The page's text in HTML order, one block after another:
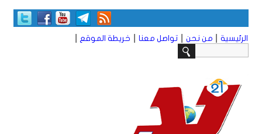
الرئيسية من نحن تواصل معنا خريطة الموقع